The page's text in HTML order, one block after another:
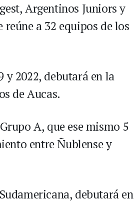
Argentinos Juniors y
a 32 equipos de los
y 2022, debutará en la
de Aucas.
A, que ese mismo 5
entre Ñublense y
debutará en